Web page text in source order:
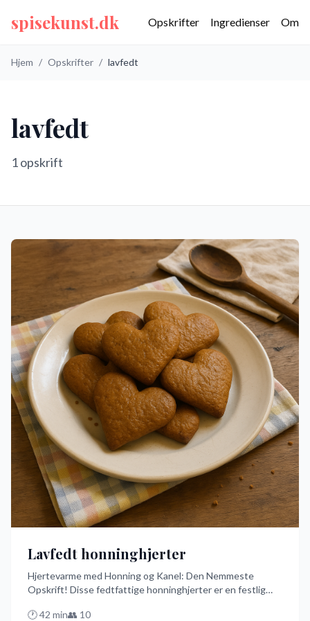
spisekunst.dk Opskrifter Ingredienser Om
Hjem / Opskrifter / lavfedt
lavfedt
1opskrift
Lavfedt honninghjerter
Hjertevarme med Honning og Kanel: Den Nemmeste
Opskrift! Disse fedtfattige honninghjerter er en festlig
kagerulle. Perfekte til at nyde bagt på traditionel dansk vis
🕐42 min👥 10